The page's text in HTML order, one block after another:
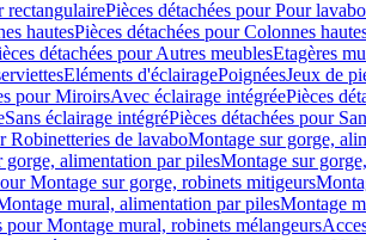
rectangulairePièces détachées pour Pour
hautesPièces détachées pour Colonnes
détachées pour Autres meublesEtagères
Eléments d'éclairagePoignéesJeux de
pour MiroirsAvec éclairage intégréePièces
Sans éclairage intégréPièces détachées pour
Robinetteries de lavaboMontage sur gorge,
gorge, alimentation par pilesMontage sur
Montage sur gorge, robinets mitigeurs
mural, alimentation par pilesMontage
pour Montage mural, robinets mélangeurs